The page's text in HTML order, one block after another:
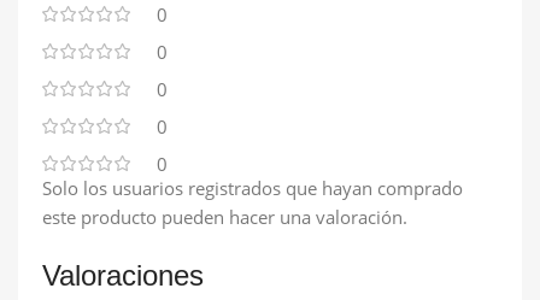
0
0
0
0
0
Valoraciones
Solo los usuarios registrados que hayan comprado
este producto pueden hacer una valoración.